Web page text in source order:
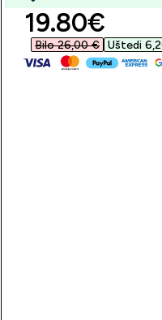
19.80€‎
Bilo 26,00 €‎ Uštedi